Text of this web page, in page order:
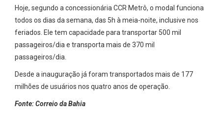
Hoje, segundo a concessionária CCR Metrô, o modal funciona
todos os dias da semana, das 5h à meia-noite, inclusive nos
feriados. Ele tem capacidade para transportar 500 mil
passageiros/dia e transporta mais de 370 mil
passageiros/dia.
Desde a inauguração já foram transportados mais de 177
milhões de usuários nos quatro anos de operação.
Fonte: Correio da Bahia